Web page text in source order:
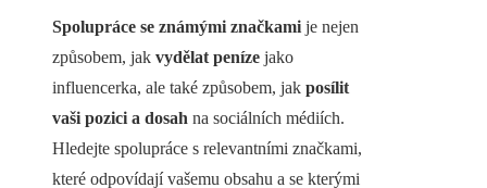
Spolupráce se známými značkami je nejen
způsobem, jak vydělat peníze jako
influencerka, ale také způsobem, jak posílit
vaši pozici a dosah na sociálních médiích.
Hledejte spolupráce s relevantními značkami,
které odpovídají vašemu obsahu a se kterými